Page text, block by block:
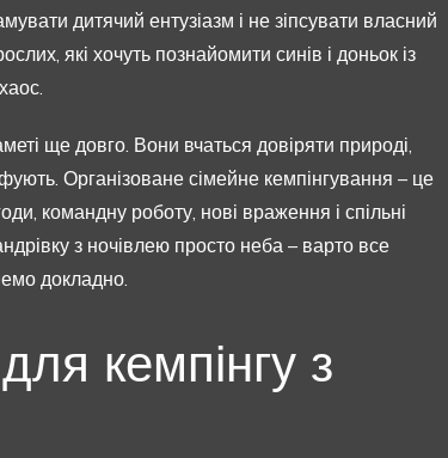
дитячий ентузіазм і не зіпсувати власний
які хочуть познайомити синів і доньок із
ще довго. Вони вчаться довіряти природі,
Організоване сімейне кемпінгування – це
командну роботу, нові враження і спільні
з ночівлею просто неба – варто все
докладно.
кемпінгу з